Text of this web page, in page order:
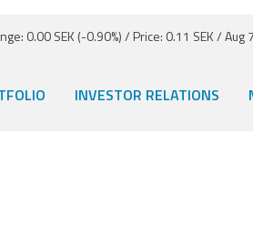
0.00 SEK (-0.90%) / Price: 0.11 SEK / Aug
INVESTOR RELATIONS